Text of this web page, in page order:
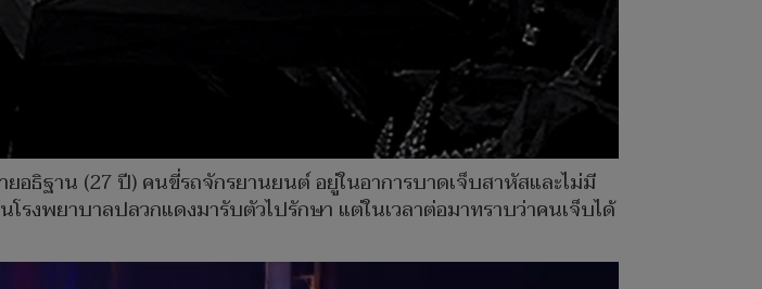
ธิฐาน (27 ปี) คนขี่รถจักรยานยนต์ อยู่ในอาการบาดเจ็บสาหัสและไม่มี
รงพยาบาลปลวกแดงมารับตัวไปรักษา แต่ในเวลาต่อมาทราบว่าคนเจ็บได้